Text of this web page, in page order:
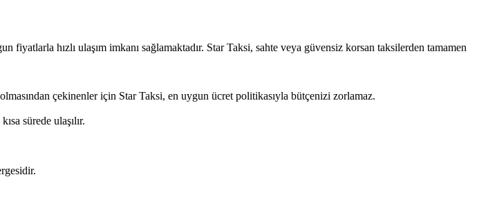
hızlı ulaşım imkanı sağlamaktadır. Star Taksi, sahte veya güvensiz korsan taksilerden tamamen
çekinenler için Star Taksi, en uygun ücret politikasıyla bütçenizi zorlamaz.
sürede ulaşılır.